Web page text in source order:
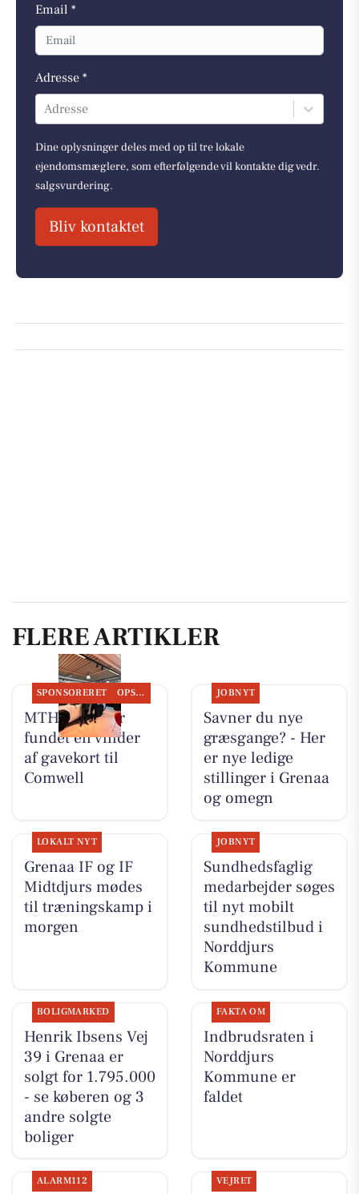
Email *
Adresse *
Adresse
Dine oplysninger deles med op til tre lokale
ejendomsmæglere, som efterfølgende vil kontakte dig vedr.
salgsvurdering.
Bliv kontaktet
FLERE ARTIKLER
SPONSORERET OPSLAGSTAVLEN
MTH Biler har
fundet en vinder
af gavekort til
Comwell
JOBNYT
Savner du nye
græsgange? - Her
er nye ledige
stillinger i Grenaa
og omegn
LOKALT NYT
Grenaa IF og IF
Midtdjurs mødes
til træningskamp i
morgen
JOBNYT
Sundhedsfaglig
medarbejder søges
til nyt mobilt
sundhedstilbud i
Norddjurs
Kommune
BOLIGMARKED
Henrik Ibsens Vej
39 i Grenaa er
solgt for 1.795.000
- se køberen og 3
andre solgte
boliger
FAKTA OM
Indbrudsraten i
Norddjurs
Kommune er
faldet
ALARM112 VEJRET